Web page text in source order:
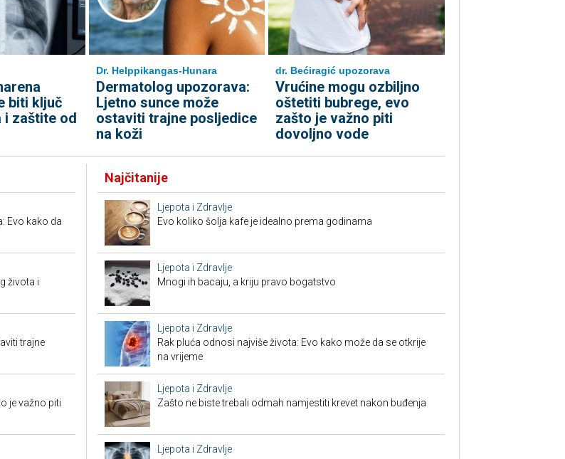
biti ključ
i zaštite od
Dr. Helppikangas-Hunara
Dermatolog upozorava:
Ljetno sunce može
ostaviti trajne posljedice
na koži
dr. Bećiragić upozorava
Vrućine mogu ozbiljno
oštetiti bubrege, evo
zašto je važno piti
dovoljno vode
Evo kako da
života i
trajne
je važno piti
Najčitanije
Ljepota i Zdravlje
Evo koliko šolja kafe je idealno prema godinama
Ljepota i Zdravlje
Mnogi ih bacaju, a kriju pravo bogatstvo
Ljepota i Zdravlje
Rak pluća odnosi najviše života: Evo kako može da se otkrije
na vrijeme
Ljepota i Zdravlje
Zašto ne biste trebali odmah namjestiti krevet nakon buđenja
Ljepota i Zdravlje